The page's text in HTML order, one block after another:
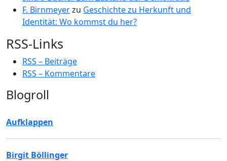
F. Birnmeyerzu Geschichte zu Herkunft und
Identität: Wo kommst du her?
RSS-Links
RSS – Beiträge
RSS – Kommentare
Blogroll
Aufklappen
Birgit Böllinger